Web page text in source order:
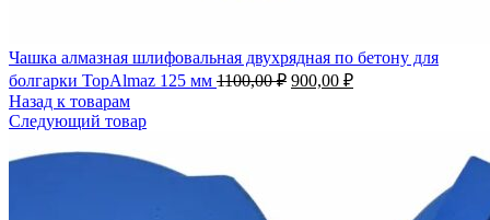
Чашка алмазная шлифовальная двухрядная по бетону для
болгарки TopAlmaz 125 мм 1100,00₽ 900,00 ₽
Назад к товарам
Следующий товар